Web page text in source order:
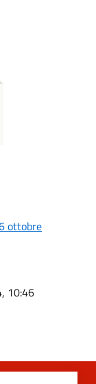
ottobre
10:46